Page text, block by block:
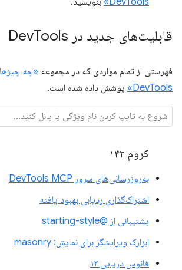
قابلیت‌های جدید در Dev Tools
فهرستی از تمام مواردی که در مجموعه «چه
DevTools»
پوشش داده شده است.
کروم ۱۴۳
به‌روزرسانی‌های سرور DevTools MCP
اشتراک‌گذاری ردیابی بهبود یافته
پشتیبانی از @starting-style
ابزارک ویرایشگر برای نمایش: masonry
فانوس دریایی ۱۳